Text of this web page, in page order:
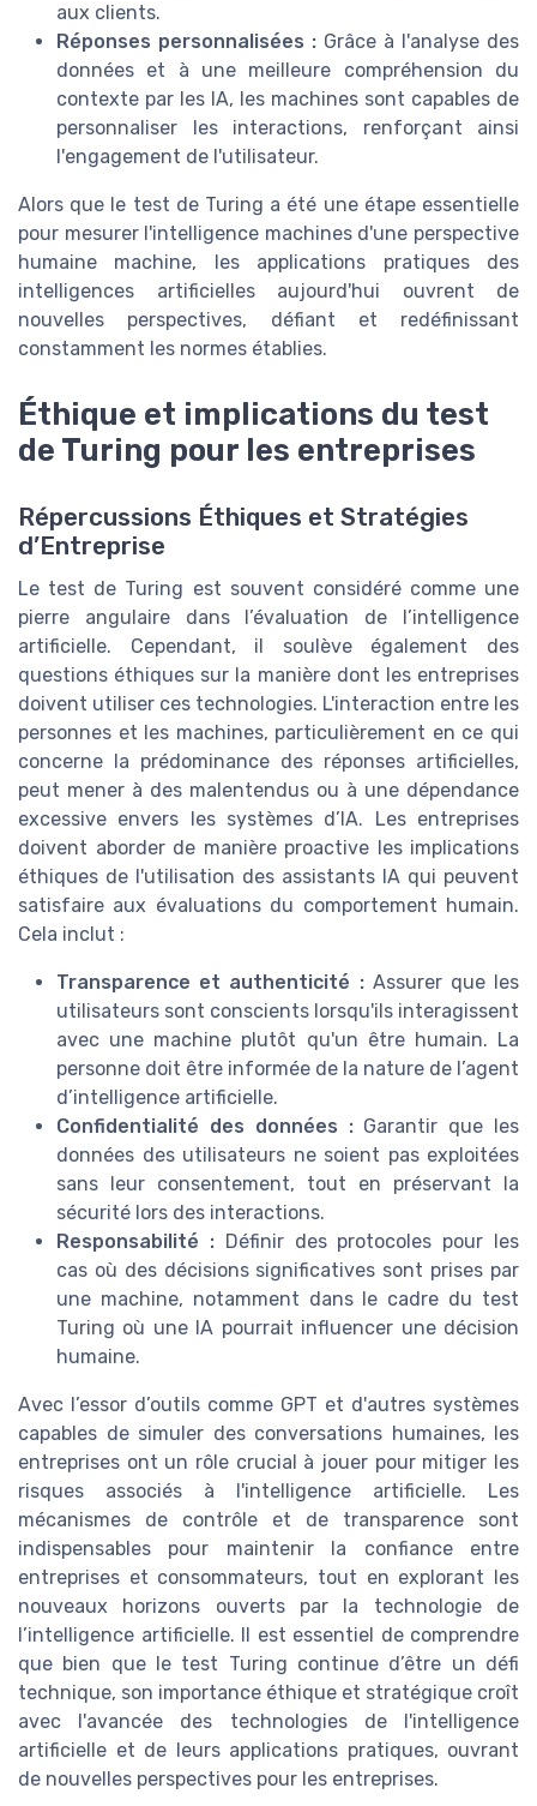
aux clients.
Réponses personnalisées : Grâce à l'analyse des
données et à une meilleure compréhension du
contexte par les IA, les machines sont capables de
personnaliser les interactions, renforçant ainsi
l'engagement de l'utilisateur.
Alors que le test de Turing a été une étape essentielle
pour mesurer l'intelligence machines d'une perspective
humaine machine, les applications pratiques des
intelligences artificielles aujourd'hui ouvrent de
nouvelles perspectives, défiant et redéfinissant
constamment les normes établies.
Éthique et implications du test
de Turing pour les entreprises
Répercussions Éthiques et Stratégies
d’Entreprise
Le test de Turing est souvent considéré comme une
pierre angulaire dans l’évaluation de l’intelligence
artificielle. Cependant, il soulève également des
questions éthiques sur la manière dont les entreprises
doivent utiliser ces technologies. L'interaction entre les
personnes et les machines, particulièrement en ce qui
concerne la prédominance des réponses artificielles,
peut mener à des malentendus ou à une dépendance
excessive envers les systèmes d’IA. Les entreprises
doivent aborder de manière proactive les implications
éthiques de l'utilisation des assistants IA qui peuvent
satisfaire aux évaluations du comportement humain.
Cela inclut :
Transparence et authenticité :Assurer que les
utilisateurs sont conscients lorsqu'ils interagissent
avec une machine plutôt qu'un être humain. La
personne doit être informée de la nature de l’agent
d’intelligence artificielle.
Confidentialité des données :Garantir que les
données des utilisateurs ne soient pas exploitées
sans leur consentement, tout en préservant la
sécurité lors des interactions.
Responsabilité :Définir des protocoles pour les
cas où des décisions significatives sont prises par
une machine, notamment dans le cadre du test
Turing où une IA pourrait influencer une décision
humaine.
Avec l’essor d’outils comme GPT et d'autres systèmes
capables de simuler des conversations humaines, les
entreprises ont un rôle crucial à jouer pour mitiger les
risques associés à l'intelligence artificielle. Les
mécanismes de contrôle et de transparence sont
indispensables pour maintenir la confiance entre
entreprises et consommateurs, tout en explorant les
nouveaux horizons ouverts par la technologie de
l’intelligence artificielle. Il est essentiel de comprendre
que bien que le test Turing continue d’être un défi
technique, son importance éthique et stratégique croît
avec l'avancée des technologies de l'intelligence
artificielle et de leurs applications pratiques, ouvrant
de nouvelles perspectives pour les entreprises.